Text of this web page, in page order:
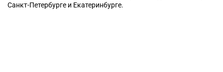
Санкт-Петербурге и Екатеринбурге.